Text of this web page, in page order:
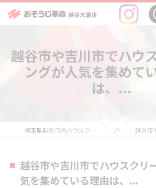
越谷市や吉川市でハウ
ングが人気を集めて
は、...
埼玉県越谷市のハウスクリーニングならおそうじ革命越谷大袋店 ブログ 越谷市や吉川市で
越谷市や吉川市でハウスクリ
気を集めている理由は、...